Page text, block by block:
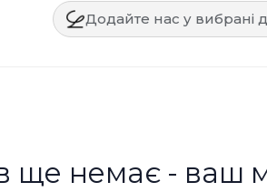
Додайте нас у вибрані
ще немає -